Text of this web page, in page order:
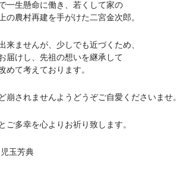
一生懸命に働き、若くして家の
農村再建を手がけた二宮金次郎。
ませんが、少しでも近づくため、
届けし、先祖の想いを継承して
めて考えております。
されませんようどうぞご自愛くださいませ。
多幸を心よりお祈り致します。
玉芳典